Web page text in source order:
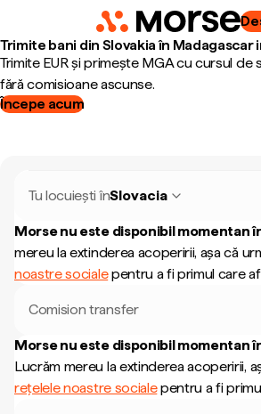
Trimite bani din Slovakia în Madagascar
Trimite EUR și primește MGA cu cursul de
fără comisioane ascunse.
Începe acum
Tu locuiești înSlovacia
Morse nu este disponibil momentan
mereu la extinderea acoperirii, așa că
noastre socialepentru a fi primul care
Comision transfer
Morse nu este disponibil momentan
Lucrăm mereu la extinderea acoperirii,
rețelele noastre socialepentru a fi